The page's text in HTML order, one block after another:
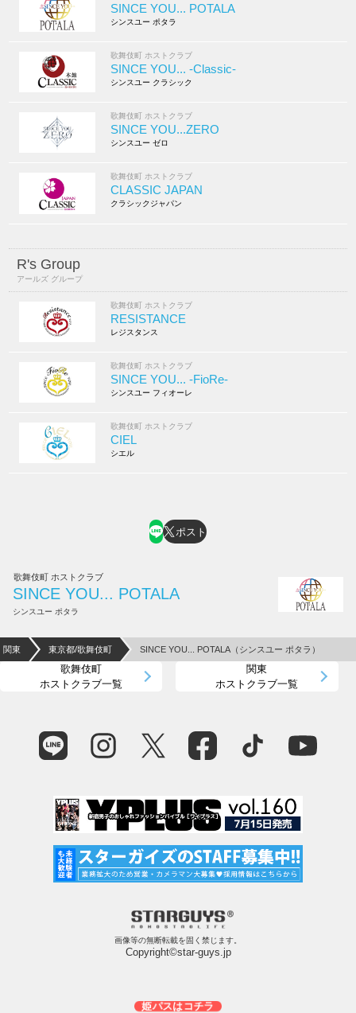
姫パスはコチラ
SINCE YOU... POTALA
シンスユー ポタラ
歌舞伎町 ホストクラブ
SINCE YOU... -Classic-
シンスユー クラシック
歌舞伎町 ホストクラブ
SINCE YOU...ZERO
シンスユー ゼロ
歌舞伎町 ホストクラブ
CLASSIC JAPAN
クラシックジャパン
R's Group
アールズ グループ
歌舞伎町 ホストクラブ
RESISTANCE
レジスタンス
歌舞伎町 ホストクラブ
SINCE YOU... -FioRe-
シンスユー フィオーレ
歌舞伎町 ホストクラブ
CIEL
シエル
ポスト
歌舞伎町 ホストクラブ
SINCE YOU... POTALA
シンスユー ポタラ
関東 東京都/歌舞伎町 SINCE YOU... POTALA（シンスユー ポタラ）
歌舞伎町
ホストクラブ一覧
関東
ホストクラブ一覧
画像等の無断転載を固く禁じます。
Copyright©star-guys.jp